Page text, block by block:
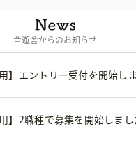
晋遊舎からのお知らせ
用】エントリー受付を開始し
用】2職種で募集を開始しまし